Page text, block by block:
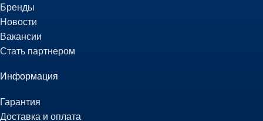
Бренды
Новости
Вакансии
Стать партнером
Информация
Гарантия
Доставка и оплата